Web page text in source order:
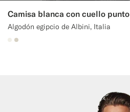
Camisa blanca con cuello punto
Algodón egipcio de Albini, Italia
#F1EFE8
#D7D1C3